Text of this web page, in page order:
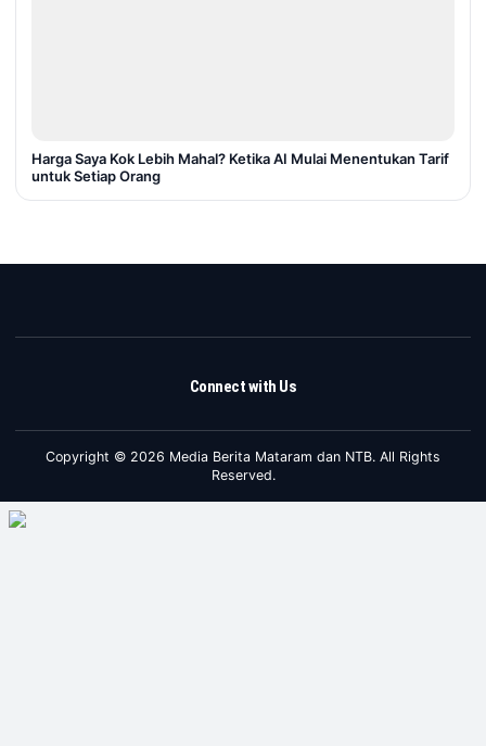
Harga Saya Kok Lebih Mahal? Ketika AI Mulai Menentukan Tarif
untuk Setiap Orang
Connect with Us
Copyright © 2026 Media Berita Mataram dan NTB. All Rights
Reserved.